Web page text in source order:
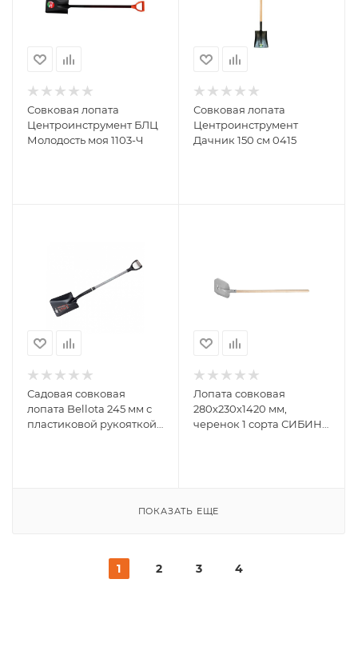
Совковая лопата
Центроинструмент БЛЦ
Молодость моя 1103-Ч
Совковая лопата
Центроинструмент
Дачник 150 см 0415
Садовая совковая
лопата Bellota 245 мм с
пластиковой рукояткой
Лопата совковая
280х230х1420 мм,
черенок 1 сорта СИБИН
ПОКАЗАТЬ ЕЩЕ
1 2 3 4